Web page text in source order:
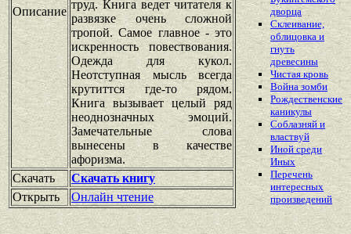
Описание
труд. Книга ведет читателя к
развязке очень сложной
тропой. Самое главное - это
искренность повествования.
Одежда для кукол.
Неотступная мысль всегда
крутиттся где-то рядом.
Книга вызывает целый ряд
неоднозначных эмоций.
Замечательные слова
вынесены в качестве
афоризма.
Скачать
Скачать книгу
Открыть
Онлайн чтение
дворца
Склеивание,
облицовка и
гнуть
древесины
Чистая кровь
Война зомби
Рождественские
каникулы
Соблазняй и
властвуй
Иной среди
Иных
Перечень
интересных
произведений